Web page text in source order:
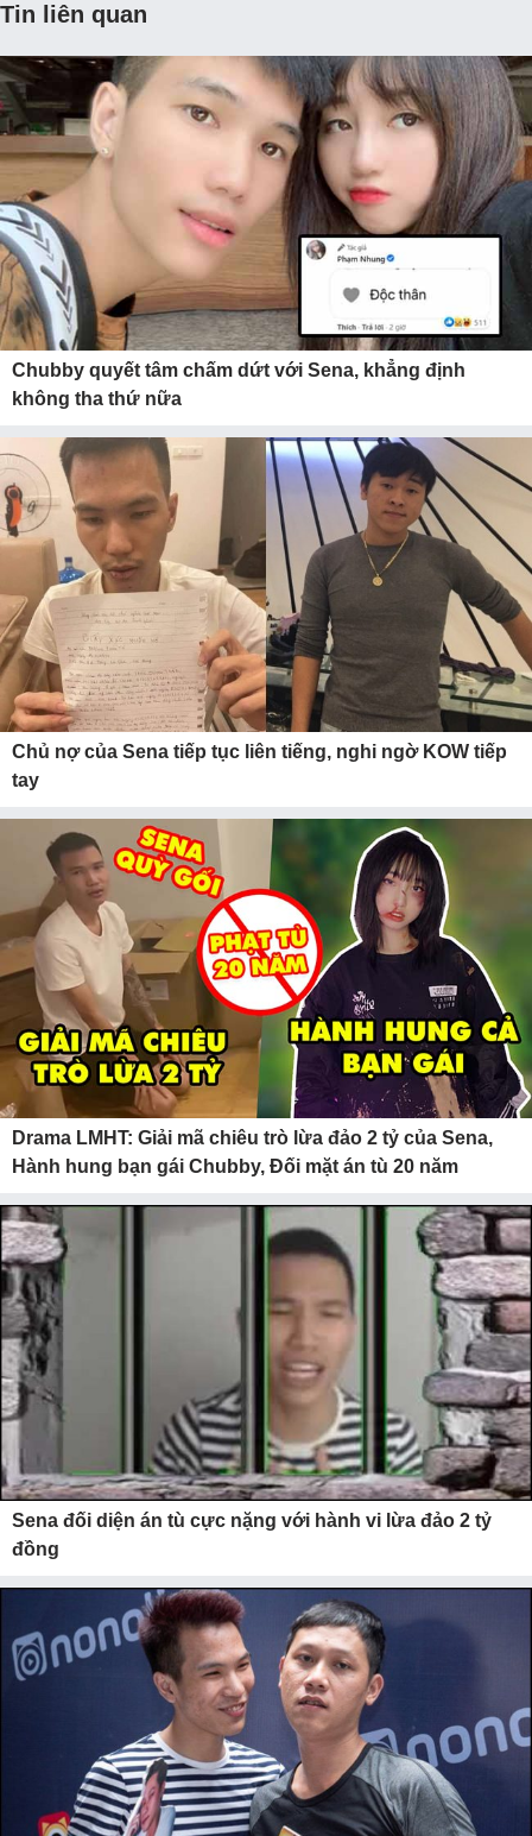
Tin liên quan
Chubby quyết tâm chấm dứt với Sena, khẳng định
không tha thứ nữa
Chủ nợ của Sena tiếp tục liên tiếng, nghi ngờ KOW tiếp
tay
Drama LMHT: Giải mã chiêu trò lừa đảo 2 tỷ của Sena,
Hành hung bạn gái Chubby, Đối mặt án tù 20 năm
Sena đối diện án tù cực nặng với hành vi lừa đảo 2 tỷ
đồng